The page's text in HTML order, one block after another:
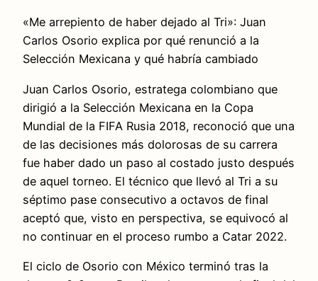
«Me arrepiento de haber dejado al Tri»: Juan
Carlos Osorio explica por qué renunció a la
Selección Mexicana y qué habría cambiado
Juan Carlos Osorio, estratega colombiano que
dirigió a la Selección Mexicana en la Copa
Mundial de la FIFA Rusia 2018, reconoció que una
de las decisiones más dolorosas de su carrera
fue haber dado un paso al costado justo después
de aquel torneo. El técnico que llevó al Tri a su
séptimo pase consecutivo a octavos de final
aceptó que, visto en perspectiva, se equivocó al
no continuar en el proceso rumbo a Catar 2022.
El ciclo de Osorio con México terminó tras la